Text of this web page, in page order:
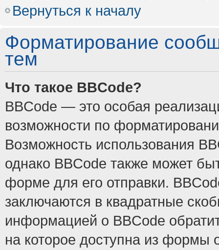
Вернуться к началу
Форматирование
тем
Что такое BBCode?
BBCode — это особая
возможности по
Возможность использования
однако BBCode также может
форме для его отправки.
заключаются в квадратные
информацией о BBCode
на которое доступна из формы